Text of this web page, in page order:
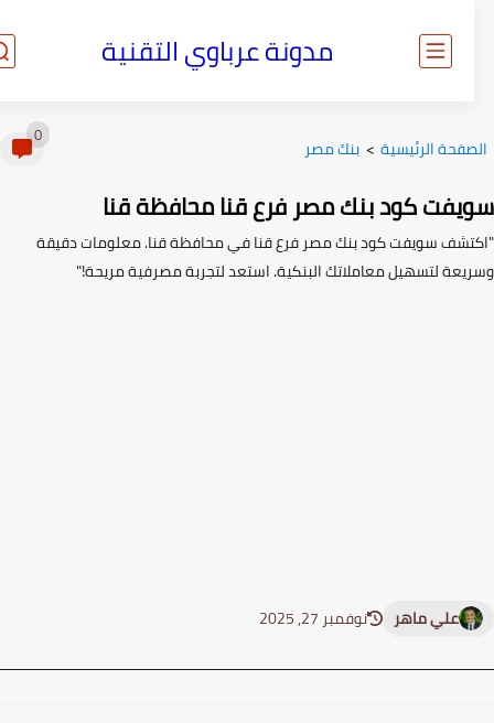
مدونة عرباوي التقنية
الرئيسية> بنك مصر
كود بنك مصر فرع قنا محافظة قنا
سويفت كود بنك مصر فرع قنا في محافظة قنا. معلومات دقيقة
لتسهيل معاملاتك البنكية. استعد لتجربة مصرفية مريحة!"
علي ماهر نوفمبر 27, 2025